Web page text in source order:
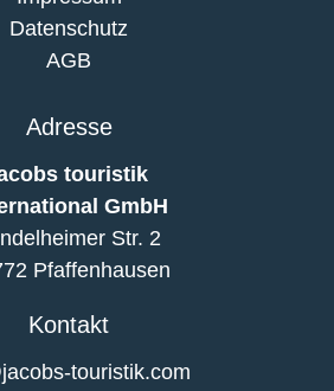
Datenschutz
AGB
Adresse
touristik
GmbH
Str. 2
Pfaffenhausen
Kontakt
touristik.com